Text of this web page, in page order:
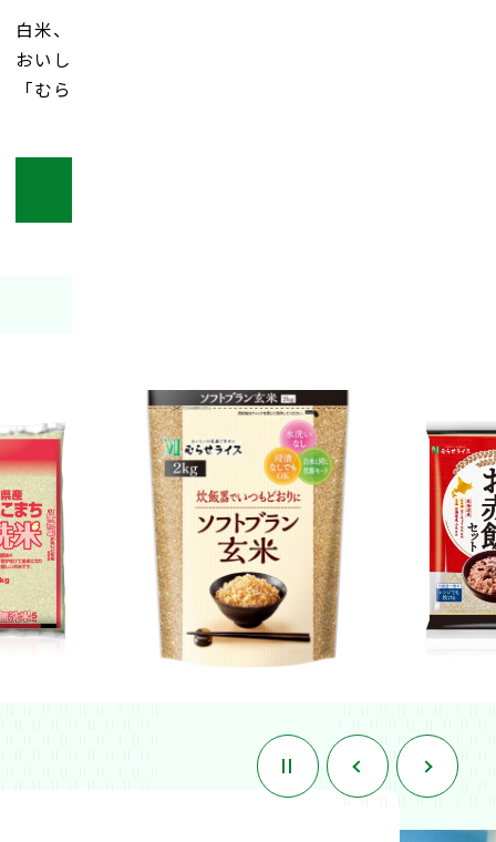
白米、無洗米、玄米、雑穀など
おいしいの笑顔をみなさまの食卓にお届けする
「むらせライス」商品のご紹介